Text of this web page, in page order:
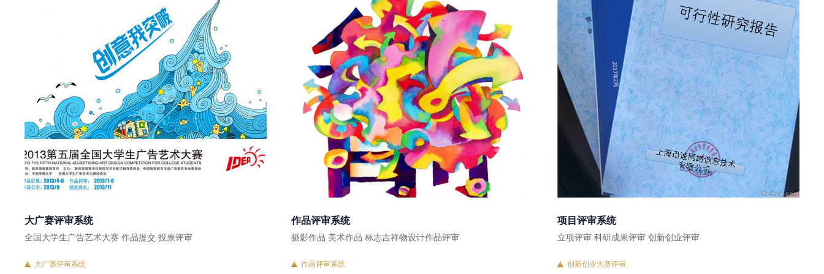
大广赛评审系统
全国大学生广告艺术大赛 作品提交 投票评审
大广赛评审系统
作品评审系统
摄影作品 美术作品 标志吉祥物设计作品评审
作品评审系统
项目评审系统
立项评审 科研成果评审 创新创业评审
创新创业大赛评审